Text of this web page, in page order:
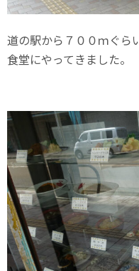
道の駅から７００ｍぐら
食堂にやってきました。